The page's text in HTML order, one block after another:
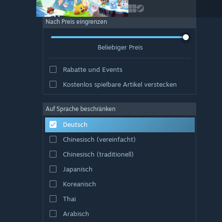
Nach Preis eingrenzen
Beliebiger Preis
Rabatte und Events
Kostenlos spielbare Artikel verstecken
Auf Sprache beschränken
Deutsch
Chinesisch (vereinfacht)
Chinesisch (traditionell)
Japanisch
Koreanisch
Thai
Arabisch